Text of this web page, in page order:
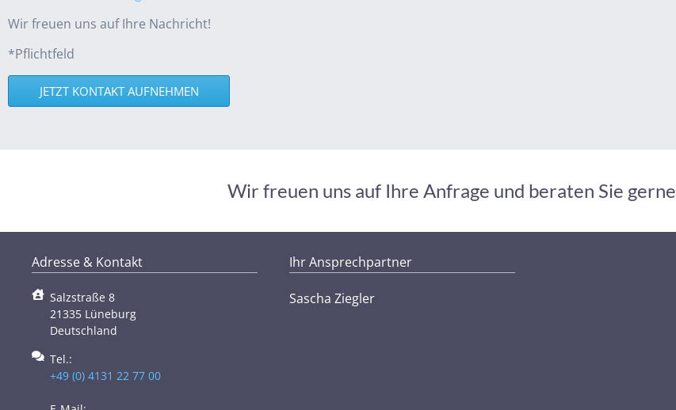
Wir freuen uns auf Ihre Nachricht!
*Pflichtfeld
Wir freuen uns auf Ihre Anfrage und beraten Sie gerne
Adresse & Kontakt
Salzstraße 8
21335 Lüneburg
Deutschland
Tel.:
+49 (0) 4131 22 77 00
Ihr Ansprechpartner
Sascha Ziegler